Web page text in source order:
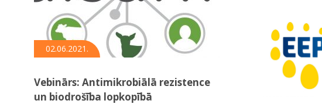
02.06.2021.
Vebinārs: Antimikrobiālā rezistence
un biodrošība lopkopībā